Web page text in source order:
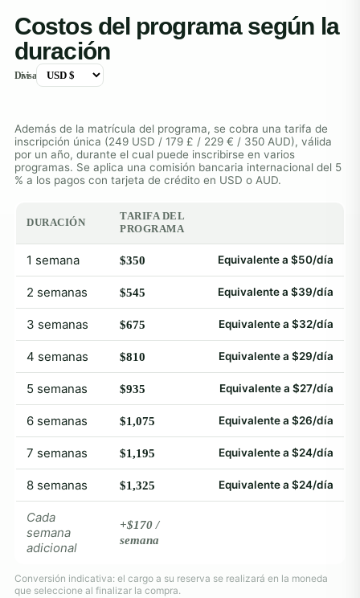
Costos del programa según la
duración
Divisa
Además de la matrícula del programa, se cobra una tarifa de
inscripción única (249 USD / 179 £ / 229 € / 350 AUD), válida
por un año, durante el cual puede inscribirse en varios
programas. Se aplica una comisión bancaria internacional del 5
% a los pagos con tarjeta de crédito en USD o AUD.
DURACIÓN
TARIFA DEL
PROGRAMA
1 semana $350 Equivalente a $50/día
2 semanas $545 Equivalente a $39/día
3 semanas $675 Equivalente a $32/día
4 semanas $810 Equivalente a $29/día
5 semanas $935 Equivalente a $27/día
6 semanas $1,075 Equivalente a $26/día
7 semanas $1,195 Equivalente a $24/día
8 semanas $1,325 Equivalente a $24/día
Cada
semana
adicional
+$170 /
semana
Conversión indicativa: el cargo a su reserva se realizará en la moneda
que seleccione al finalizar la compra.